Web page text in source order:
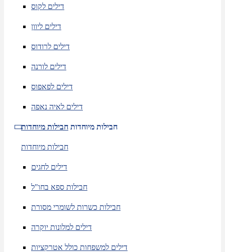
דילים לקוס
דילים ליוון
דילים לרודוס
דילים לורנה
דילים לפאפוס
דילים לאיה נאפה
חבילות מיוחדות חבילות מיוחדות
חבילות מיוחדות
דילים לחגים
חבילות ספא בחו"ל
חבילות כשרות לשומרי מסורת
דילים למלונות יוקרה
דילים למשפחות כולל אטרקציות